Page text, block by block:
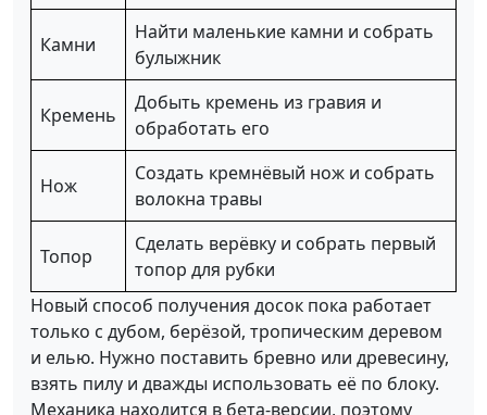
Камни
Найти маленькие камни и собрать
булыжник
Кремень
Добыть кремень из гравия и
обработать его
Нож
Создать кремнёвый нож и собрать
волокна травы
Топор
Сделать верёвку и собрать первый
топор для рубки
Новый способ получения досок пока работает
только с дубом, берёзой, тропическим деревом
и елью. Нужно поставить бревно или древесину,
взять пилу и дважды использовать её по блоку.
Механика находится в бета-версии, поэтому